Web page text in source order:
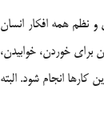
نظم همه افكار انسان
خوردن، خوابيدن،
انجام شود. البته